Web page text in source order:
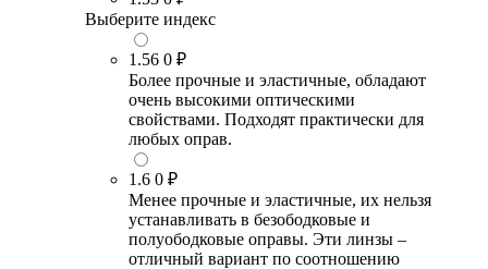
Выберите индекс
1.56 0 ₽
Более прочные и эластичные, обладают
очень высокими оптическими
свойствами. Подходят практически для
любых оправ.
1.6 0 ₽
Менее прочные и эластичные, их нельзя
устанавливать в безободковые и
полуободковые оправы. Эти линзы –
отличный вариант по соотношению